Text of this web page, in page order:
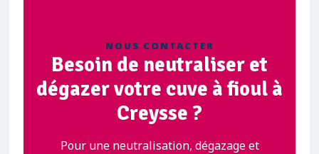
NOUS CONTACTER
Besoin de neutraliser et
dégazer votre cuve à fioul à
Creysse ?
Pour une neutralisation, dégazage et